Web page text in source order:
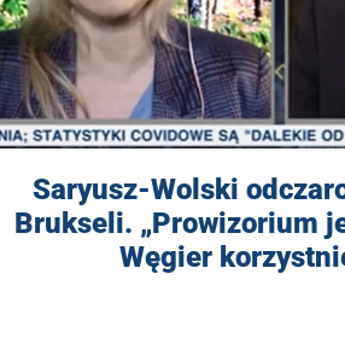
Saryusz-Wolski
Brukseli. „Prowizorium
Węgier